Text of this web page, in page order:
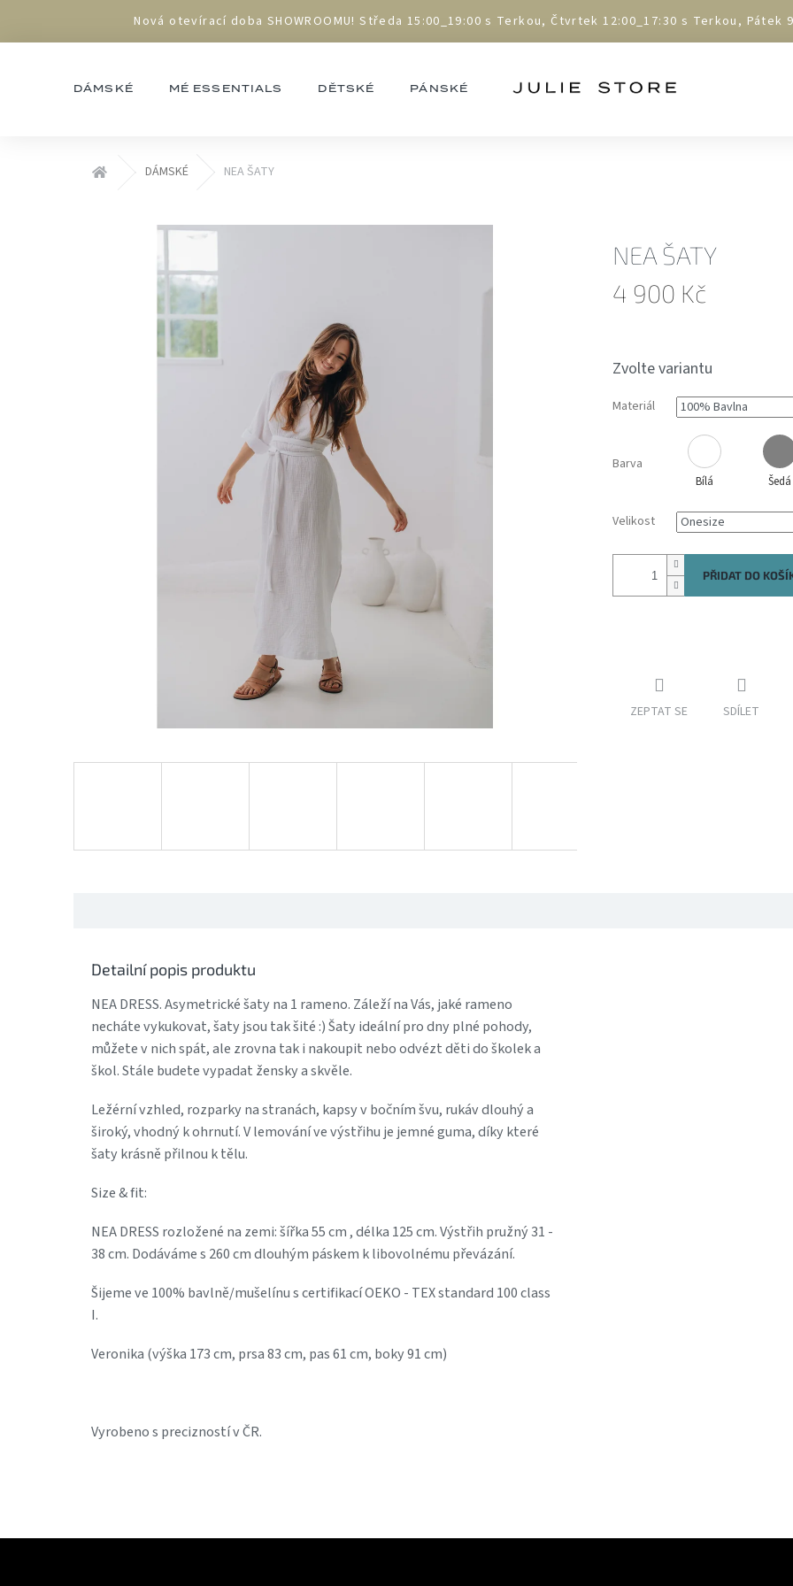
obsah
Nová otevírací doba SHOWROOMU! Středa 15:00_19:00 s Terkou, Čtvrtek 12:00_17:30 s Terkou, Pátek
DÁMSKÉ MÉ ESSENTIALS DĚTSKÉ PÁNSKÉ
Domů DÁMSKÉ NEA ŠATY
NEA ŠATY
4 900 Kč
Zvolte variantu
Materiál
Barva
Bílá Šedá
Velikost
PŘIDAT DO
ZEPTAT SE SDÍLET
Detailní popis produktu
NEA DRESS. Asymetrické šaty na 1 rameno. Záleží na Vás, jaké rameno
necháte vykukovat, šaty jsou tak šité :) Šaty ideální pro dny plné pohody,
můžete v nich spát, ale zrovna tak i nakoupit nebo odvézt děti do školek a
škol. Stále budete vypadat žensky a skvěle.
Ležérní vzhled, rozparky na stranách, kapsy v bočním švu, rukáv dlouhý a
široký, vhodný k ohrnutí. V lemování ve výstřihu je jemné guma, díky které
šaty krásně přilnou k tělu.
Size & fit:
NEA DRESS rozložené na zemi: šířka 55 cm , délka 125 cm. Výstřih pružný 31 -
38 cm. Dodáváme s 260 cm dlouhým páskem k libovolnému převázání.
Šijeme ve 100% bavlně/mušelínu s certifikací OEKO - TEX standard 100 class
I.
Veronika (výška 173 cm, prsa 83 cm, pas 61 cm, boky 91 cm)
Vyrobeno s precizností v ČR.